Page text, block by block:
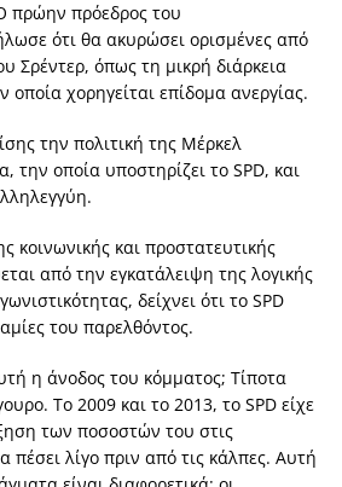
πρώην πρόεδρος του
ότι θα ακυρώσει ορισμένες από
Σρέντερ, όπως τη μικρή διάρκεια
οποία χορηγείται επίδομα ανεργίας.
την πολιτική της Μέρκελ
την οποία υποστηρίζει το SPD, και
κοινωνικής και προστατευτικής
από την εγκατάλειψη της λογικής
δείχνει ότι το SPD
του παρελθόντος.
η άνοδος του κόμματος; Τίποτα
Το 2009 και το 2013, το SPD είχε
των ποσοστών του στις
πέσει λίγο πριν από τις κάλπες. Αυτή